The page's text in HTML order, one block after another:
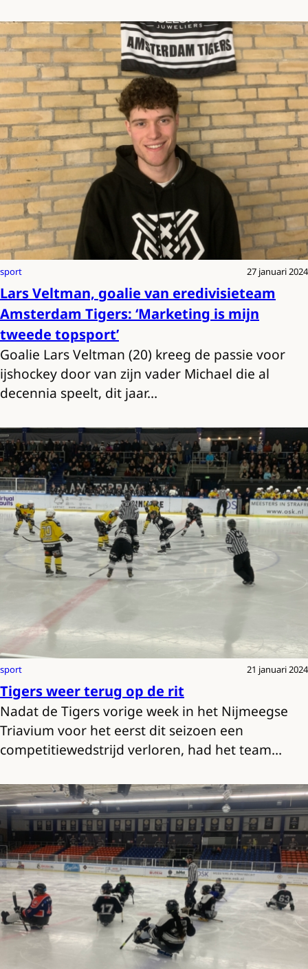
sport 27 januari 2024
Lars Veltman, goalie van eredivisieteam
Amsterdam Tigers: ‘Marketing is mijn
tweede topsport’
Goalie Lars Veltman (20) kreeg de passie voor
ijshockey door van zijn vader Michael die al
decennia speelt, dit jaar…
sport 21 januari 2024
Tigers weer terug op de rit
Nadat de Tigers vorige week in het Nijmeegse
Triavium voor het eerst dit seizoen een
competitiewedstrijd verloren, had het team…